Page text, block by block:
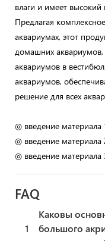
влаги и имеет
Предлагая
аквариумах, этот
домашних аквариумов,
аквариумов в
аквариумов,
решение для всех
◎ введение материала
◎ введение материала
◎ введение материала
FAQ
1
Каковы
большого